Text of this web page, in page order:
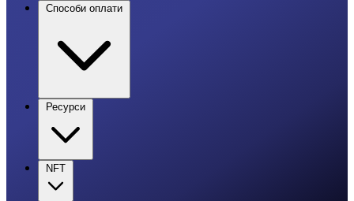
Способи оплати
Ресурси
NFT